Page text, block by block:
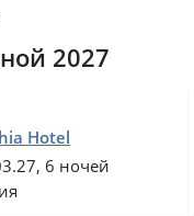
2027
Hotel
6 ночей